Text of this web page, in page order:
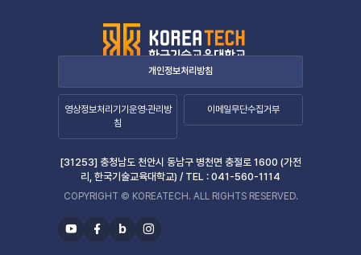
개인정보처리방침
영상정보처리기기운영·관리방
침
이메일무단수집거부
[31253] 충청남도 천안시 동남구 병천면 충절로 1600 (가전
리, 한국기술교육대학교) / TEL : 041-560-1114
COPYRIGHT © KOREATECH. ALL RIGHTS RESERVED.
유
페
b
블
인